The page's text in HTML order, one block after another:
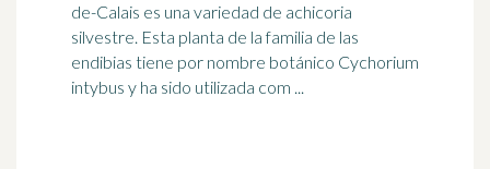
de-Calais es una variedad de achicoria
silvestre. Esta planta de la familia de las
endibias tiene por nombre botánico Cychorium
intybus y ha sido utilizada com ...